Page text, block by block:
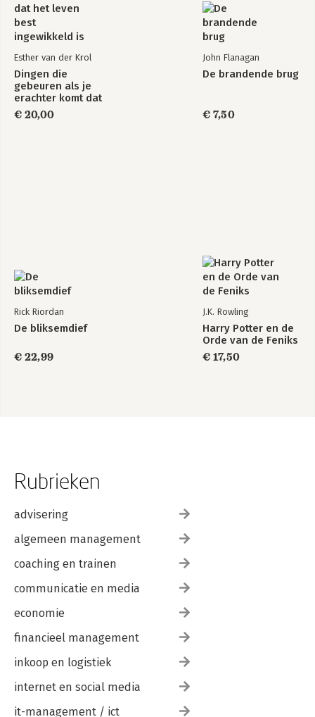
Esther van der Krol
Dingen die
gebeuren als je
erachter komt dat
het leven best
ingewikkeld is
€ 20,00
John Flanagan
De brandende brug
€ 7,50
Rick Riordan
De bliksemdief
€ 22,99
J.K. Rowling
Harry Potter en de
Orde van de Feniks
€ 17,50
Rubrieken
advisering
algemeen management
coaching en trainen
communicatie en media
economie
financieel management
inkoop en logistiek
internet en social media
it-management / ict